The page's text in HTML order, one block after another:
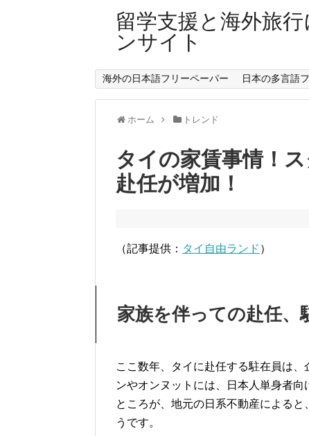
留学支援と海外旅
ンサイト
海外の日本語フリーペーパー 日本の多言語
ホーム トレンド
タイの家賃事情！
赴任が増加！
（記事提供： タイ自由ランド ）
家族を伴っての赴任、
ここ数年、タイに赴任する駐在員は
ンやオンヌットには、日本人単身者向
ところが、地元の日系不動産による
うです。